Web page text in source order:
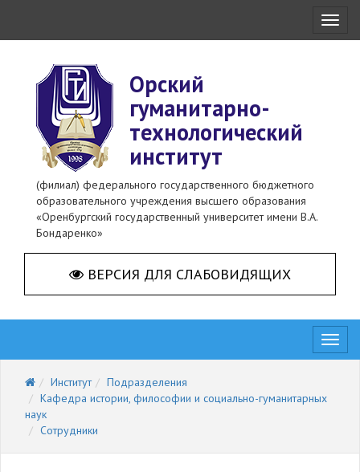
Орский
гуманитарно-
технологический
институт
(филиал) федерального государственного бюджетного
образовательного учреждения высшего образования
«Оренбургский государственный университет имени В.А.
Бондаренко»
ВЕРСИЯ ДЛЯ СЛАБОВИДЯЩИХ
Институт
Подразделения
Кафедра истории, философии и социально-гуманитарных
наук
Сотрудники